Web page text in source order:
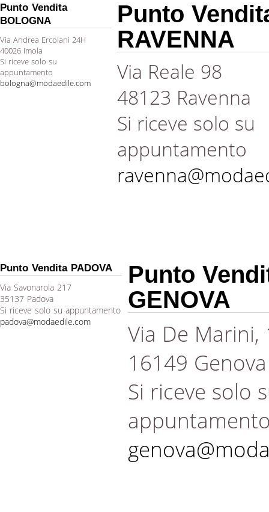
Punto Vendita
BOLOGNA
Via Andrea Ercolani 24H
40026 Imola
Si riceve solo su
appuntamento
bologna@modaedile.com
Punto
RAVENNA
Via Reale 98
48123 Ravenna
Si riceve solo su
appuntamento
Punto Vendita PADOVA
Via Savonarola 217
35137 Padova
Si riceve solo su appuntamento
padova@modaedile.com
Punto
GENOVA
Via De Marini,
16149 Genova
Si riceve solo